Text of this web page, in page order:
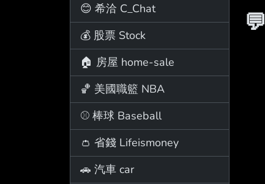
😊 希洽 C_Chat
💰 股票 Stock
🏠 房屋 home-sale
🏀 美國職籃 NBA
⚾ 棒球 Baseball
👛 省錢 Lifeismoney
🚗 汽車 car
💬